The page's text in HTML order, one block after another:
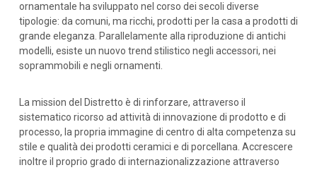
ornamentale ha sviluppato nel corso dei secoli diverse
tipologie: da comuni, ma ricchi, prodotti per la casa a prodotti di
grande eleganza. Parallelamente alla riproduzione di antichi
modelli, esiste un nuovo trend stilistico negli accessori, nei
soprammobili e negli ornamenti.
La mission del Distretto è di rinforzare, attraverso il
sistematico ricorso ad attività di innovazione di prodotto e di
processo, la propria immagine di centro di alta competenza su
stile e qualità dei prodotti ceramici e di porcellana. Accrescere
inoltre il proprio grado di internazionalizzazione attraverso